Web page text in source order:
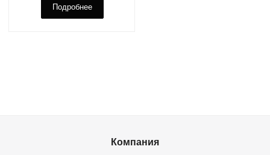
Подробнее
Компания